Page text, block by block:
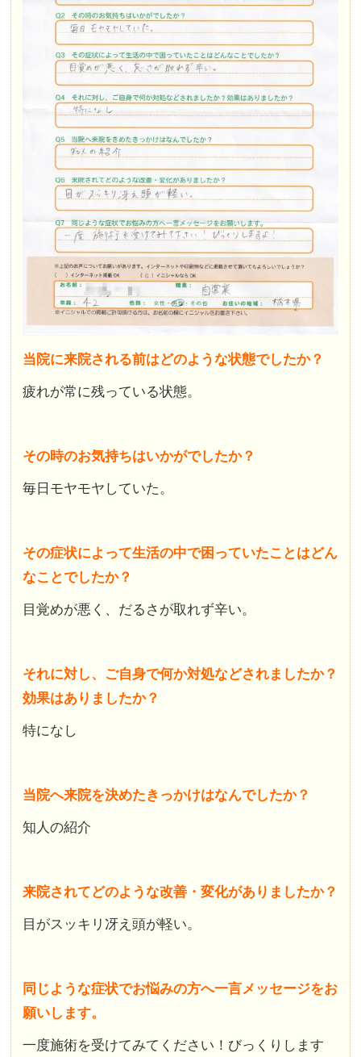
当院に来院される前はどのような状態でしたか？
疲れが常に残っている状態。
その時のお気持ちはいかがでしたか？
毎日モヤモヤしていた。
その症状によって生活の中で困っていたことはどん
なことでしたか？
目覚めが悪く、だるさが取れず辛い。
それに対し、ご自身で何か対処などされましたか？
効果はありましたか？
特になし
当院へ来院を決めたきっかけはなんでしたか？
知人の紹介
来院されてどのような改善・変化がありましたか？
目がスッキリ冴え頭が軽い。
同じような症状でお悩みの方へ一言メッセージをお
願いします。
一度施術を受けてみてください！びっくりします